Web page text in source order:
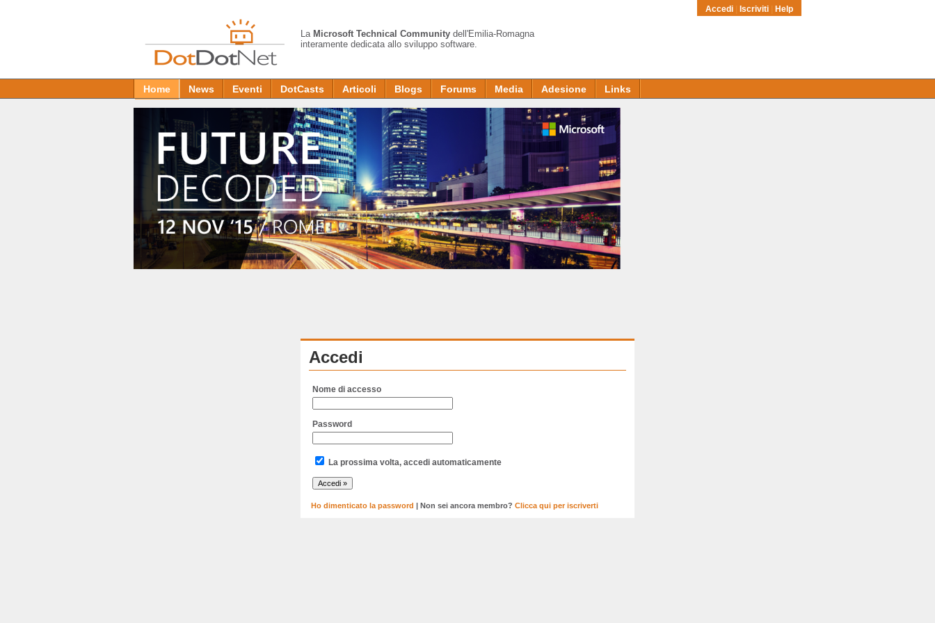
La Microsoft Technical Community dell'Emilia-Romagna
interamente dedicata allo sviluppo software.
Accedi Iscriviti Help
Home News Eventi DotCasts Articoli Blogs Forums Media Adesione Links
Accedi
Nome di accesso
Password
La prossima volta, accedi automaticamente
Ho dimenticato la password | Non sei ancora membro? Clicca qui per iscriverti